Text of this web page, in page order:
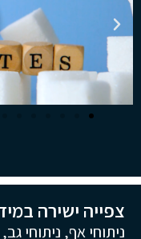
צפייה ישירה
ניתוחי אף, ניתוחי